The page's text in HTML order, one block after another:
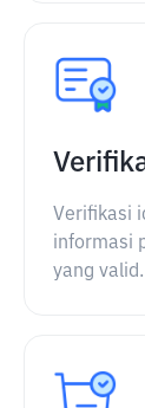
Verifikasi
informasi
yang valid.